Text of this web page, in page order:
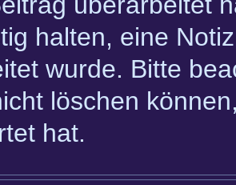
halten, eine
wurde. Bitte
löschen
hat.